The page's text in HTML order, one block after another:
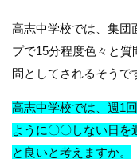
高志中学校では、集団
プで15分程度色々と
問としてされるそうで
高志中学校では、週1
ように〇〇しない日を
と良いと考えますか。